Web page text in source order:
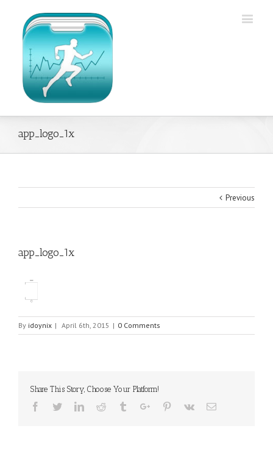
app_logo_1x
Previous
app_logo_1x
By idoynix | April 6th, 2015 | 0 Comments
Share This Story, Choose Your Platform!
Facebook
TwitterLinkedinReddit TumblrGoogle+Pinterest
Vk Email